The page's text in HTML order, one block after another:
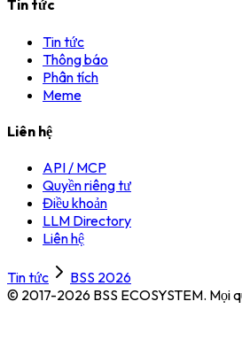
Tin tức
Tin tức
Thông báo
Phân tích
Meme
Liên hệ
API / MCP
Quyền riêng tư
Điều khoản
LLM Directory
Liên hệ
Tin tức
BSS 2026
© 2017-2026 BSS ECOSYSTEM. Mọi